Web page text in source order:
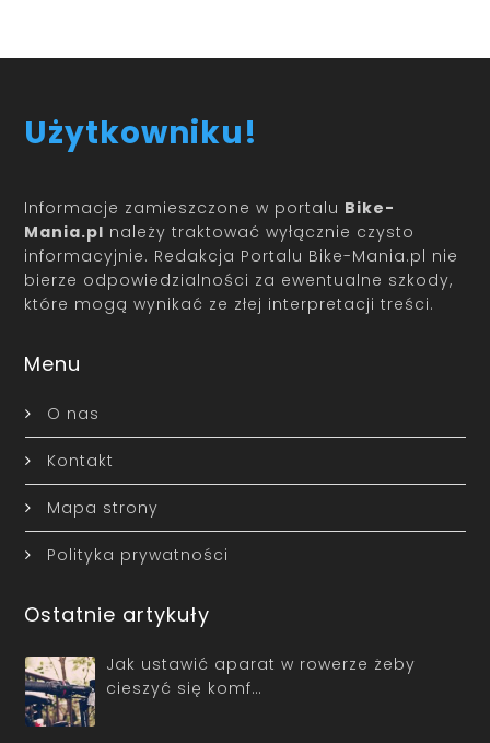
Użytkowniku!
Informacje zamieszczone w portalu Bike-
Mania.pl należy traktować wyłącznie czysto
informacyjnie. Redakcja Portalu Bike-Mania.pl nie
bierze odpowiedzialności za ewentualne szkody,
które mogą wynikać ze złej interpretacji treści.
Menu
O nas
Kontakt
Mapa strony
Polityka prywatności
Ostatnie artykuły
Jak ustawić aparat w rowerze żeby
cieszyć się komf…